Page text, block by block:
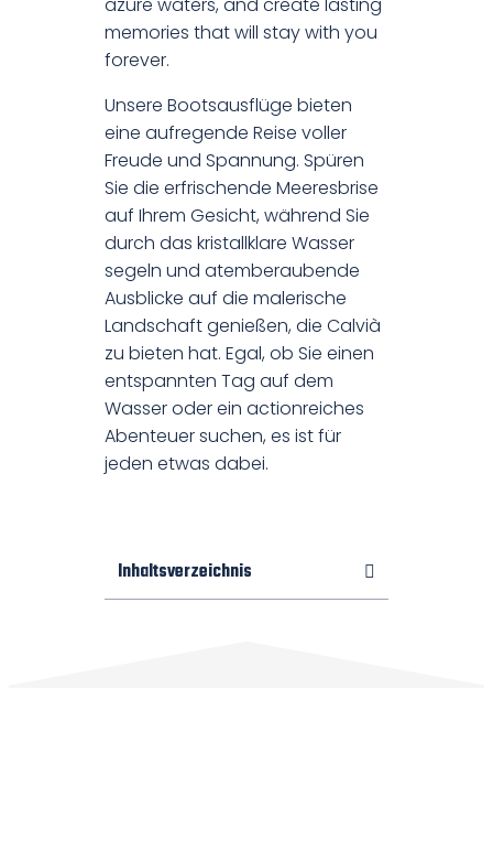
memories that will stay with you
forever.
Unsere Bootsausflüge bieten
eine aufregende Reise voller
Freude und Spannung. Spüren
Sie die erfrischende Meeresbrise
auf Ihrem Gesicht, während Sie
durch das kristallklare Wasser
segeln und atemberaubende
Ausblicke auf die malerische
Landschaft genießen, die Calvià
zu bieten hat. Egal, ob Sie einen
entspannten Tag auf dem
Wasser oder ein actionreiches
Abenteuer suchen, es ist für
jeden etwas dabei.
Inhaltsverzeichnis